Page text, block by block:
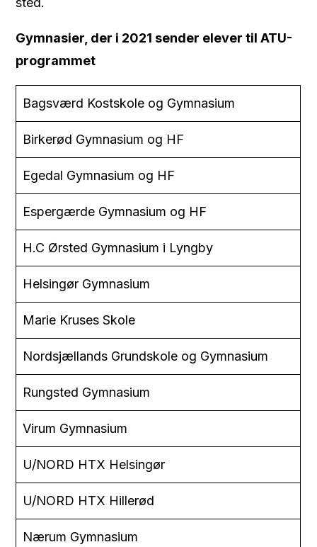
Gymnasier, der i 2021 sender elever til ATU-
programmet
Bagsværd Kostskole og Gymnasium
Birkerød Gymnasium og HF
Egedal Gymnasium og HF
Espergærde Gymnasium og HF
H.C Ørsted Gymnasium i Lyngby
Helsingør Gymnasium
Marie Kruses Skole
Nordsjællands Grundskole og Gymnasium
Rungsted Gymnasium
Virum Gymnasium
U/NORD HTX Helsingør
U/NORD HTX Hillerød
Nærum Gymnasium